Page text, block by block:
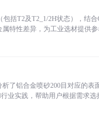
括T2及T2_1/2H状态），结
特性差异，为工业选材提供参
了铝合金喷砂200目对应的表
业实践，帮助用户根据需求选